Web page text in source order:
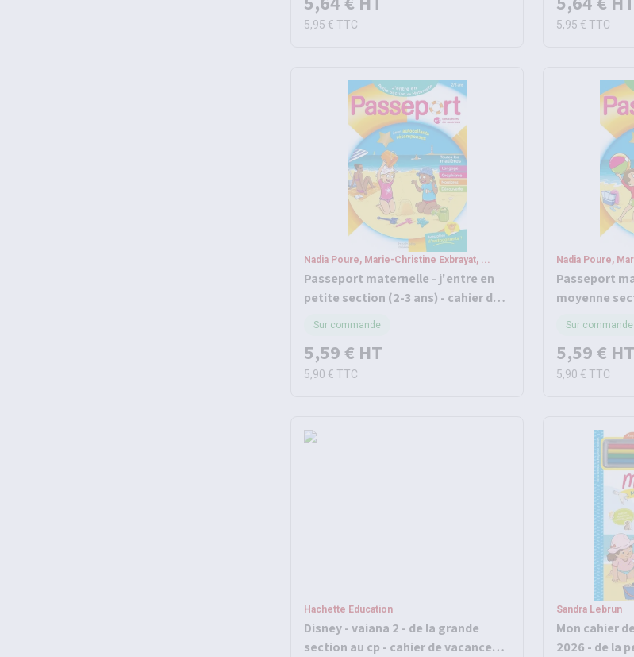
5,95 € TTC 5,95 € TTC
Nadia Poure, Marie-Christine Exbrayat, ...
Passeport maternelle - j'entre en
petite section (2-3 ans) - cahier de
vacances 2026
Sur commande
5,59 € HT
5,90 € TTC
Nadia Poure,
Passeport
moyenne
section (4-5
Sur commande
5,59 € HT
5,90 € TTC
Hachette Education
Disney - vaiana 2 - de la grande
section au cp - cahier de vacances
Sandra Lebrun
Mon cahier
2026 - de la